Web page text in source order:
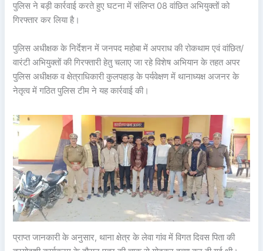
पुलिस ने बड़ी कार्रवाई करते हुए घटना में संलिप्त 08 वांछित अभियुक्तों को
गिरफ्तार कर लिया है।
पुलिस अधीक्षक के निर्देशन में जनपद महोबा में अपराध की रोकथाम एवं वांछित/
वारंटी अभियुक्तों की गिरफ्तारी हेतु चलाए जा रहे विशेष अभियान के तहत अपर
पुलिस अधीक्षक व क्षेत्राधिकारी कुलपहाड़ के पर्यवेक्षण में थानाध्यक्ष अजनर के
नेतृत्व में गठित पुलिस टीम ने यह कार्रवाई की।
प्राप्त जानकारी के अनुसार, थाना क्षेत्र के लेवा गांव में विगत दिवस पिता की